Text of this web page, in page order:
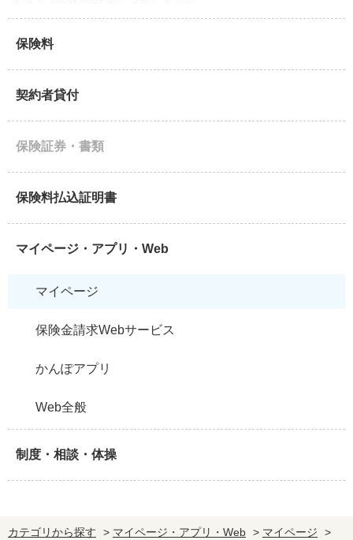
保険料
契約者貸付
保険証券・書類
保険料払込証明書
マイページ・アプリ・Web
マイページ
保険金請求Webサービス
かんぽアプリ
Web全般
制度・相談・体操
カテゴリから探す > マイページ・アプリ・Web > マイページ >